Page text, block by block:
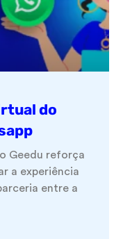
do
Geedu reforça
a experiência
entre a